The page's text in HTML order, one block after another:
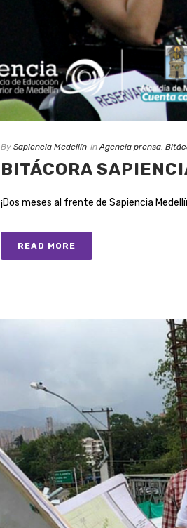
By Sapiencia Medellín In Agencia prensa,
BITÁCORA
¡Dos meses al frente de Sapiencia
READ MORE